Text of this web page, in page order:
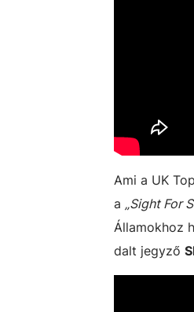
Ami a UK
a „Sight For
Államokhoz
dalt jegyző